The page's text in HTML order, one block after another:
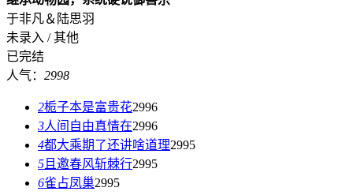
于非凡＆陆思羽
未录入 / 其他
已完结
人气： 2998
2栀子本是富贵花2996
3人间自由真情在2996
4都大乘期了还讲啥道理2995
5 且邀春风斩棘行2995
6雀占凤巢2995